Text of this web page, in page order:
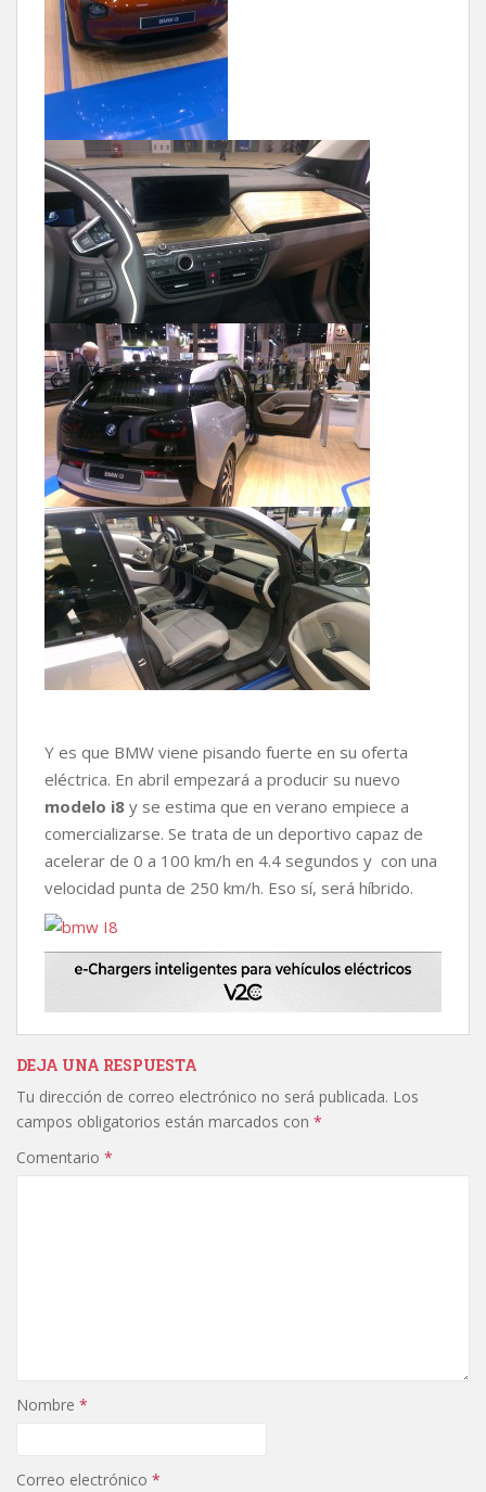
Y es que BMW viene pisando fuerte en su oferta
eléctrica. En abril empezará a producir su nuevo
modelo i8 y se estima que en verano empiece a
comercializarse. Se trata de un deportivo capaz de
acelerar de 0 a 100 km/h en 4.4 segundos y con una
velocidad punta de 250 km/h. Eso sí, será híbrido.
DEJA UNA RESPUESTA
Tu dirección de correo electrónico no será publicada. Los
campos obligatorios están marcados con *
Comentario *
Nombre *
Correo electrónico *